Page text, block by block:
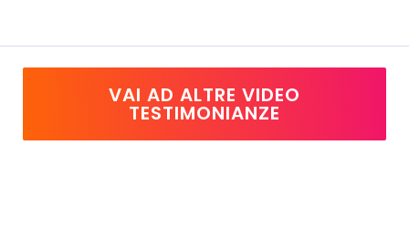
VAI AD ALTRE VIDEO
TESTIMONIANZE